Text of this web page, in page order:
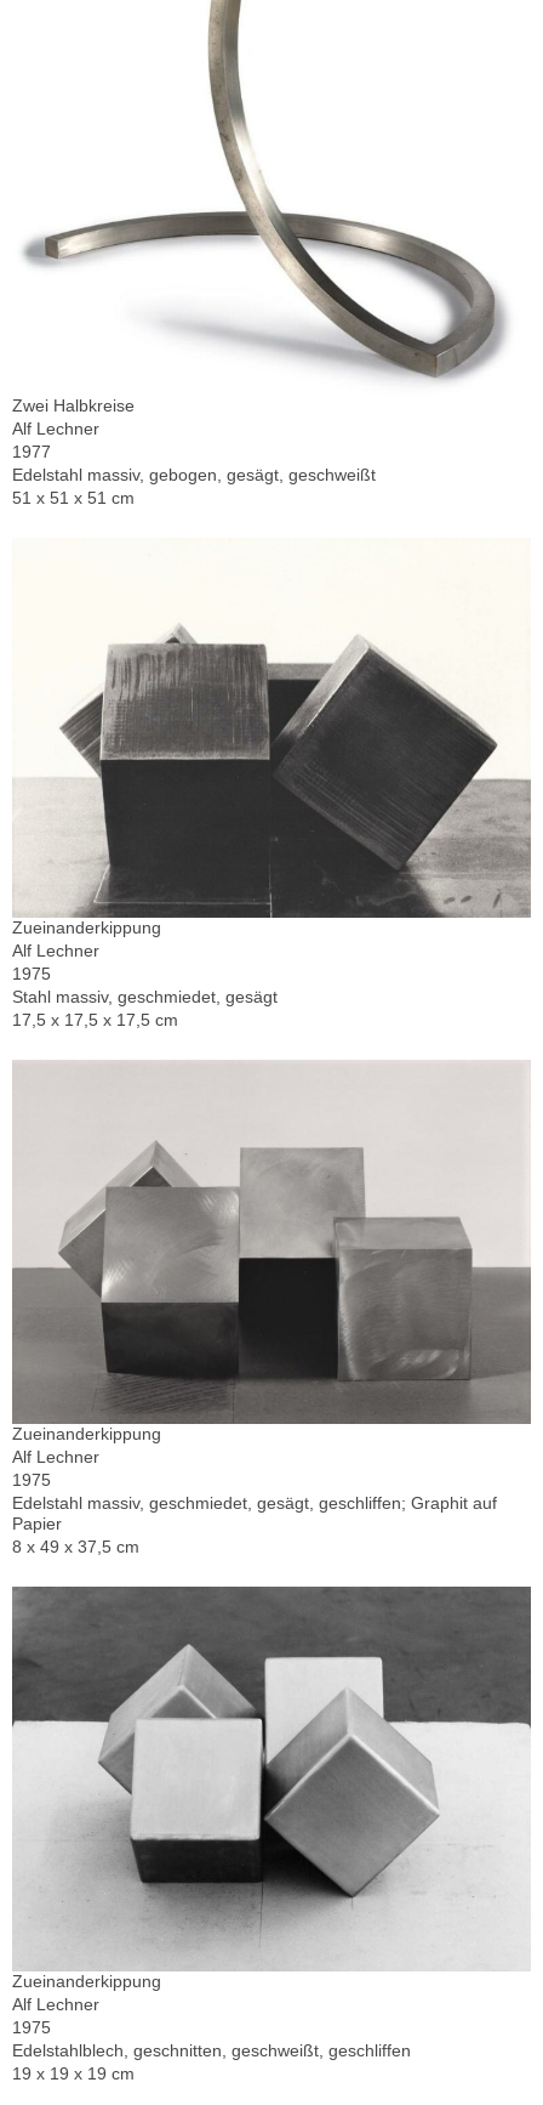
Zwei Halbkreise
Alf Lechner
1977
Edelstahl massiv, gebogen, gesägt, geschweißt
51 x 51 x 51 cm
Zueinanderkippung
Alf Lechner
1975
Stahl massiv, geschmiedet, gesägt
17,5 x 17,5 x 17,5 cm
Zueinanderkippung
Alf Lechner
1975
Edelstahl massiv, geschmiedet, gesägt, geschliffen; Graphit auf
Papier
8 x 49 x 37,5 cm
Zueinanderkippung
Alf Lechner
1975
Edelstahlblech, geschnitten, geschweißt, geschliffen
19 x 19 x 19 cm